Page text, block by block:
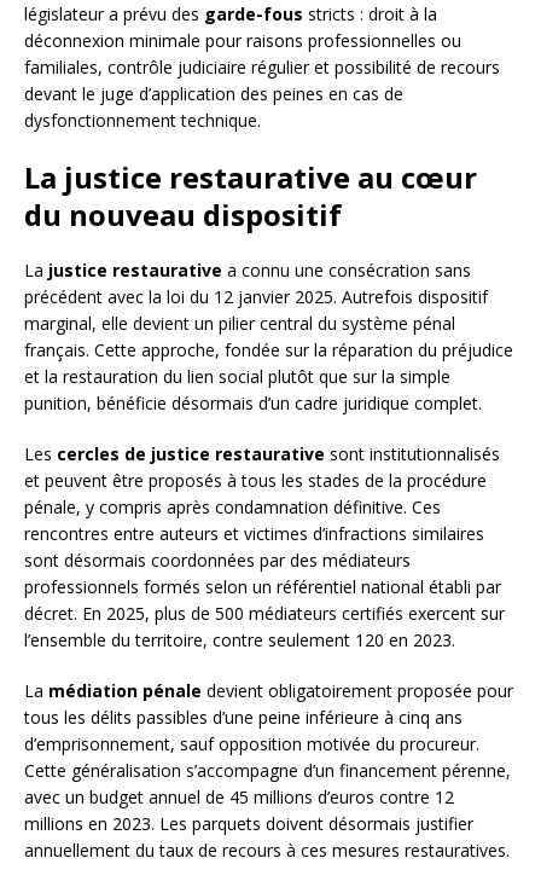
législateur a prévu des garde-fous stricts : droit à la
déconnexion minimale pour raisons professionnelles ou
familiales, contrôle judiciaire régulier et possibilité de recours
devant le juge d’application des peines en cas de
dysfonctionnement technique.
La justice restaurative au cœur
du nouveau dispositif
La justice restaurative a connu une consécration sans
précédent avec la loi du 12 janvier 2025. Autrefois dispositif
marginal, elle devient un pilier central du système pénal
français. Cette approche, fondée sur la réparation du préjudice
et la restauration du lien social plutôt que sur la simple
punition, bénéficie désormais d’un cadre juridique complet.
Les cercles de justice restaurative sont institutionnalisés
et peuvent être proposés à tous les stades de la procédure
pénale, y compris après condamnation définitive. Ces
rencontres entre auteurs et victimes d’infractions similaires
sont désormais coordonnées par des médiateurs
professionnels formés selon un référentiel national établi par
décret. En 2025, plus de 500 médiateurs certifiés exercent sur
l’ensemble du territoire, contre seulement 120 en 2023.
La médiation pénale devient obligatoirement proposée pour
tous les délits passibles d’une peine inférieure à cinq ans
d’emprisonnement, sauf opposition motivée du procureur.
Cette généralisation s’accompagne d’un financement pérenne,
avec un budget annuel de 45 millions d’euros contre 12
millions en 2023. Les parquets doivent désormais justifier
annuellement du taux de recours à ces mesures restauratives.